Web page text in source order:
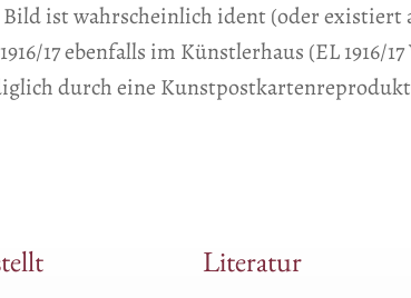
ist wahrscheinlich ident (oder
17 ebenfalls im Künstlerhaus (EL 1916/
durch eine
Literatur